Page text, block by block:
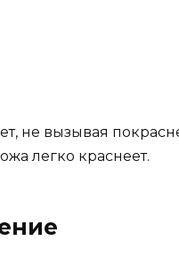
не вызывая
легко краснеет.